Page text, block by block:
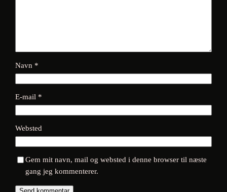
Navn *
E-mail *
Websted
Gem mit navn, mail og websted i denne browser til næste
gang jeg kommenterer.